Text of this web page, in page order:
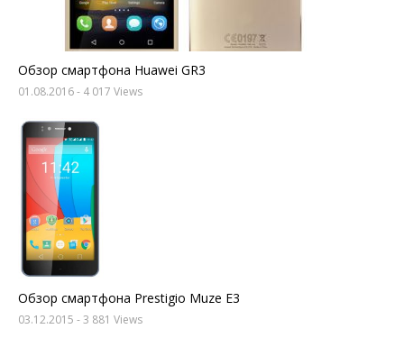
Обзор смартфона Huawei GR3
01.08.2016- 4 017 Views
Обзор смартфона Prestigio Muze E3
03.12.2015 - 3 881 Views